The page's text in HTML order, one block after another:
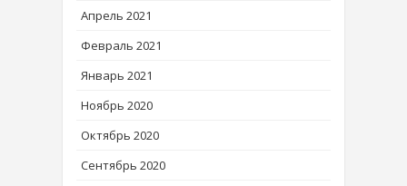
Апрель 2021
Февраль 2021
Январь 2021
Ноябрь 2020
Октябрь 2020
Сентябрь 2020